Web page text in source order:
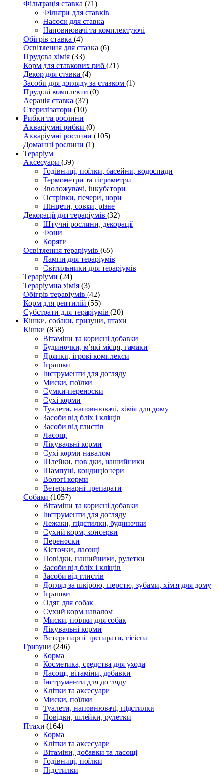
Фільтрація ставка (71)
Фільтри для ставків
Насоси для ставка
Наповнювачі та комплектуючі
Обігрів ставка (4)
Освітлення для ставка (6)
Прудова хімія (33)
Корм для ставкових риб (21)
Декор для ставка (4)
Засоби для догляду за ставком (1)
Прудові комплекти (0)
Аерація ставка (37)
Стерилізатори (10)
Рибки та рослини
Акваріумні рибки (0)
Акваріумні рослини (105)
Домашні рослини (1)
Тераріум
Аксесуари (39)
Годівниці, поїлки, басейни, водоспади
Термометри та гігрометри
Зволожувачі, інкубатори
Острівки, печери, нори
Пінцети, совки, різне
Декорації для тераріумів (32)
Штучні рослини, декорації
Фони
Коряги
Освітлення тераріумів (65)
Лампи для тераріумів
Світильники для тераріумів
Тераріуми (24)
Тераріумна хімія (3)
Обігрів тераріумів (42)
Корм для рептилій (55)
Субстрати для тераріумів (20)
Кішки, собаки, гризуни, птахи
Кішки (858)
Вітаміни та корисні добавки
Будиночки, м’які місця, гамаки
Дряпки, ігрові комплекси
Іграшки
Інструменти для догляду
Миски, поїлки
Сумки-переноски
Сухі корми
Туалети, наповнювачі, хімія для дому
Засоби від бліх і кліщів
Засоби від глистів
Ласощі
Лікувальні корми
Сухі корми навалом
Шлейки, повідки, нашийники
Шампуні, кондиціонери
Вологі корми
Ветеринарні препарати
Собаки (1057)
Вітаміни та корисні добавки
Інструменти для догляду
Лежаки, підстилки, будиночки
Сухий корм, консерви
Переноски
Кісточки, ласощі
Повідки, нашийники, рулетки
Засоби від бліх і кліщів
Засоби від глистів
Догляд за шкірою, шерстю, зубами, хімія для дому
Іграшки
Одяг для собак
Сухий корм навалом
Миски, поїлки для собак
Лікувальні корми
Ветеринарні препарати, гігієна
Гризуни (246)
Корма
Косметика, средства для ухода
Ласощі, вітаміни, добавки
Інструменти для догляду
Клітки та аксесуари
Миски, поїлки
Туалети, наповнювачі, підстилки
Повідки, шлейки, рулетки
Птахи (164)
Корма
Клітки та аксесуари
Вітаміни, добавки та ласощі
Годівниці, поїлки
Підстилки